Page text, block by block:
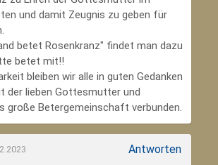
und damit Zeugnis zu geben für
betet Rosenkranz" findet man dazu
betet mit!!
bleiben wir alle in guten Gedanken
der lieben Gottesmutter und
große Betergemeinschaft verbunden.
Antworten